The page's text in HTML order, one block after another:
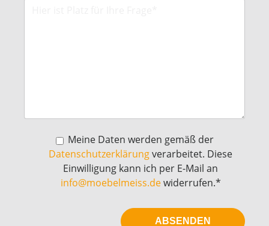
Meine Daten werden gemäß der
Datenschutzerklärungverarbeitet. Diese
Einwilligung kann ich per E-Mail an
info@moebelmeiss.dewiderrufen.*